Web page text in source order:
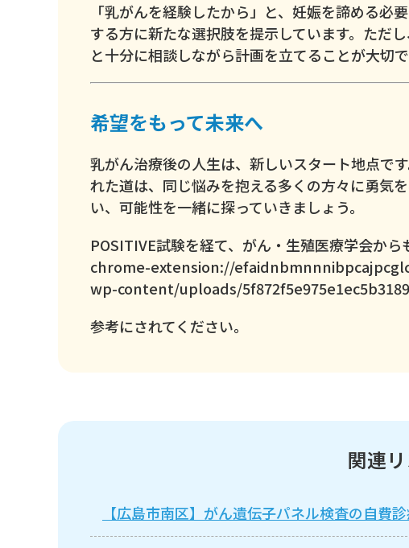
「乳がんを経験したから」と、妊娠を諦める必
する方に新たな選択肢を提示しています。ただ
と十分に相談しながら計画を立てることが大切で
希望をもって未来へ
乳がん治療後の人生は、新しいスタート地点で
れた道は、同じ悩みを抱える多くの方々に勇気
い、可能性を一緒に探っていきましょう。
POSITIVE試験を経て、がん・生殖医療学会から
chrome-extension://
wp-content/uploads/
参考にされてください。
関連
【広島市南区】がん遺伝子パネル検査の自費